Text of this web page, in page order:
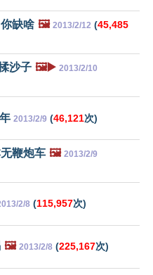
缺啥 🖼️ 2013/2/12 (45,485
沙子 🖼️▶️ 2013/2/10
2013/2/9 (46,121次)
鞭炮车 🖼️ 2013/2/9
2/8 (115,957次)
🖼️ 2013/2/8 (225,167次)